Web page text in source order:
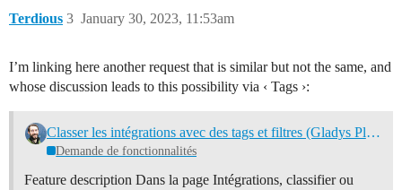
Terdious January 30, 2023, 11:53am
3
I’m linking here another request that is similar but not the same, and
whose discussion leads to this possibility via ‹ Tags ›:
Classer les intégrations avec des tags et filtres (Gladys Plus, Cloud, utilisées, ...)
Demande de fonctionnalités
Feature description Dans la page Intégrations, classifier ou